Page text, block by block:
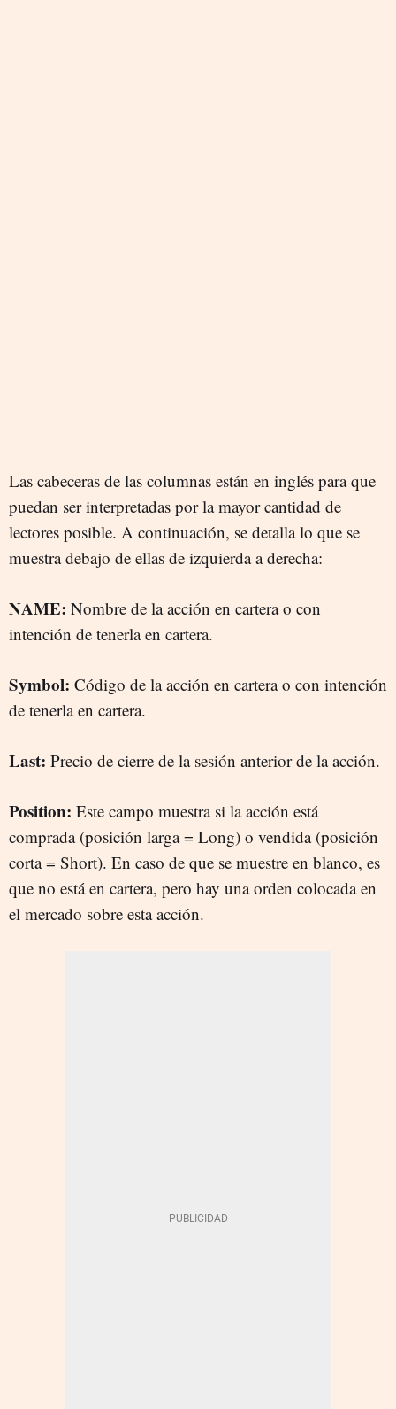
Las cabeceras de las columnas están en inglés para que
puedan ser interpretadas por la mayor cantidad de
lectores posible. A continuación, se detalla lo que se
muestra debajo de ellas de izquierda a derecha:
NAME: Nombre de la acción en cartera o con
intención de tenerla en cartera.
Symbol: Código de la acción en cartera o con intención
de tenerla en cartera.
Last: Precio de cierre de la sesión anterior de la acción.
Position: Este campo muestra si la acción está
comprada (posición larga = Long) o vendida (posición
corta = Short). En caso de que se muestre en blanco, es
que no está en cartera, pero hay una orden colocada en
el mercado sobre esta acción.